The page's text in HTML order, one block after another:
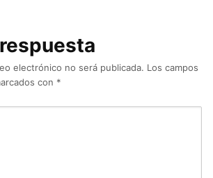
electrónico no será publicada. Los campos
con *